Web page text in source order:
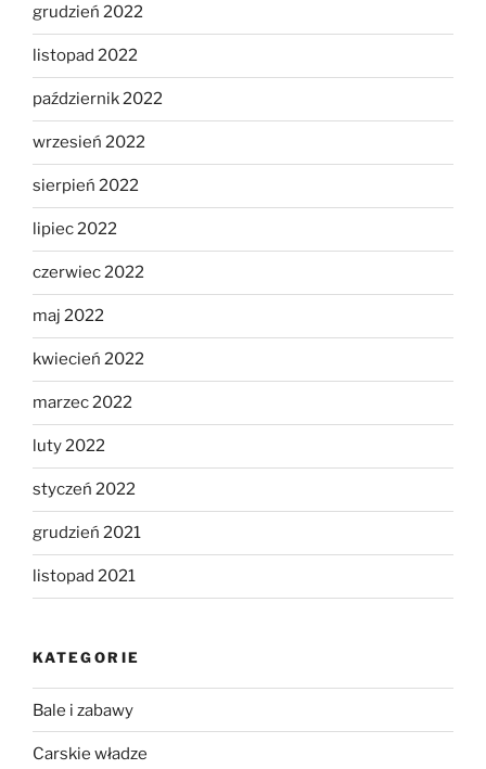
grudzień 2022
listopad 2022
październik 2022
wrzesień 2022
sierpień 2022
lipiec 2022
czerwiec 2022
maj 2022
kwiecień 2022
marzec 2022
luty 2022
styczeń 2022
grudzień 2021
listopad 2021
KATEGORIE
Bale i zabawy
Carskie władze